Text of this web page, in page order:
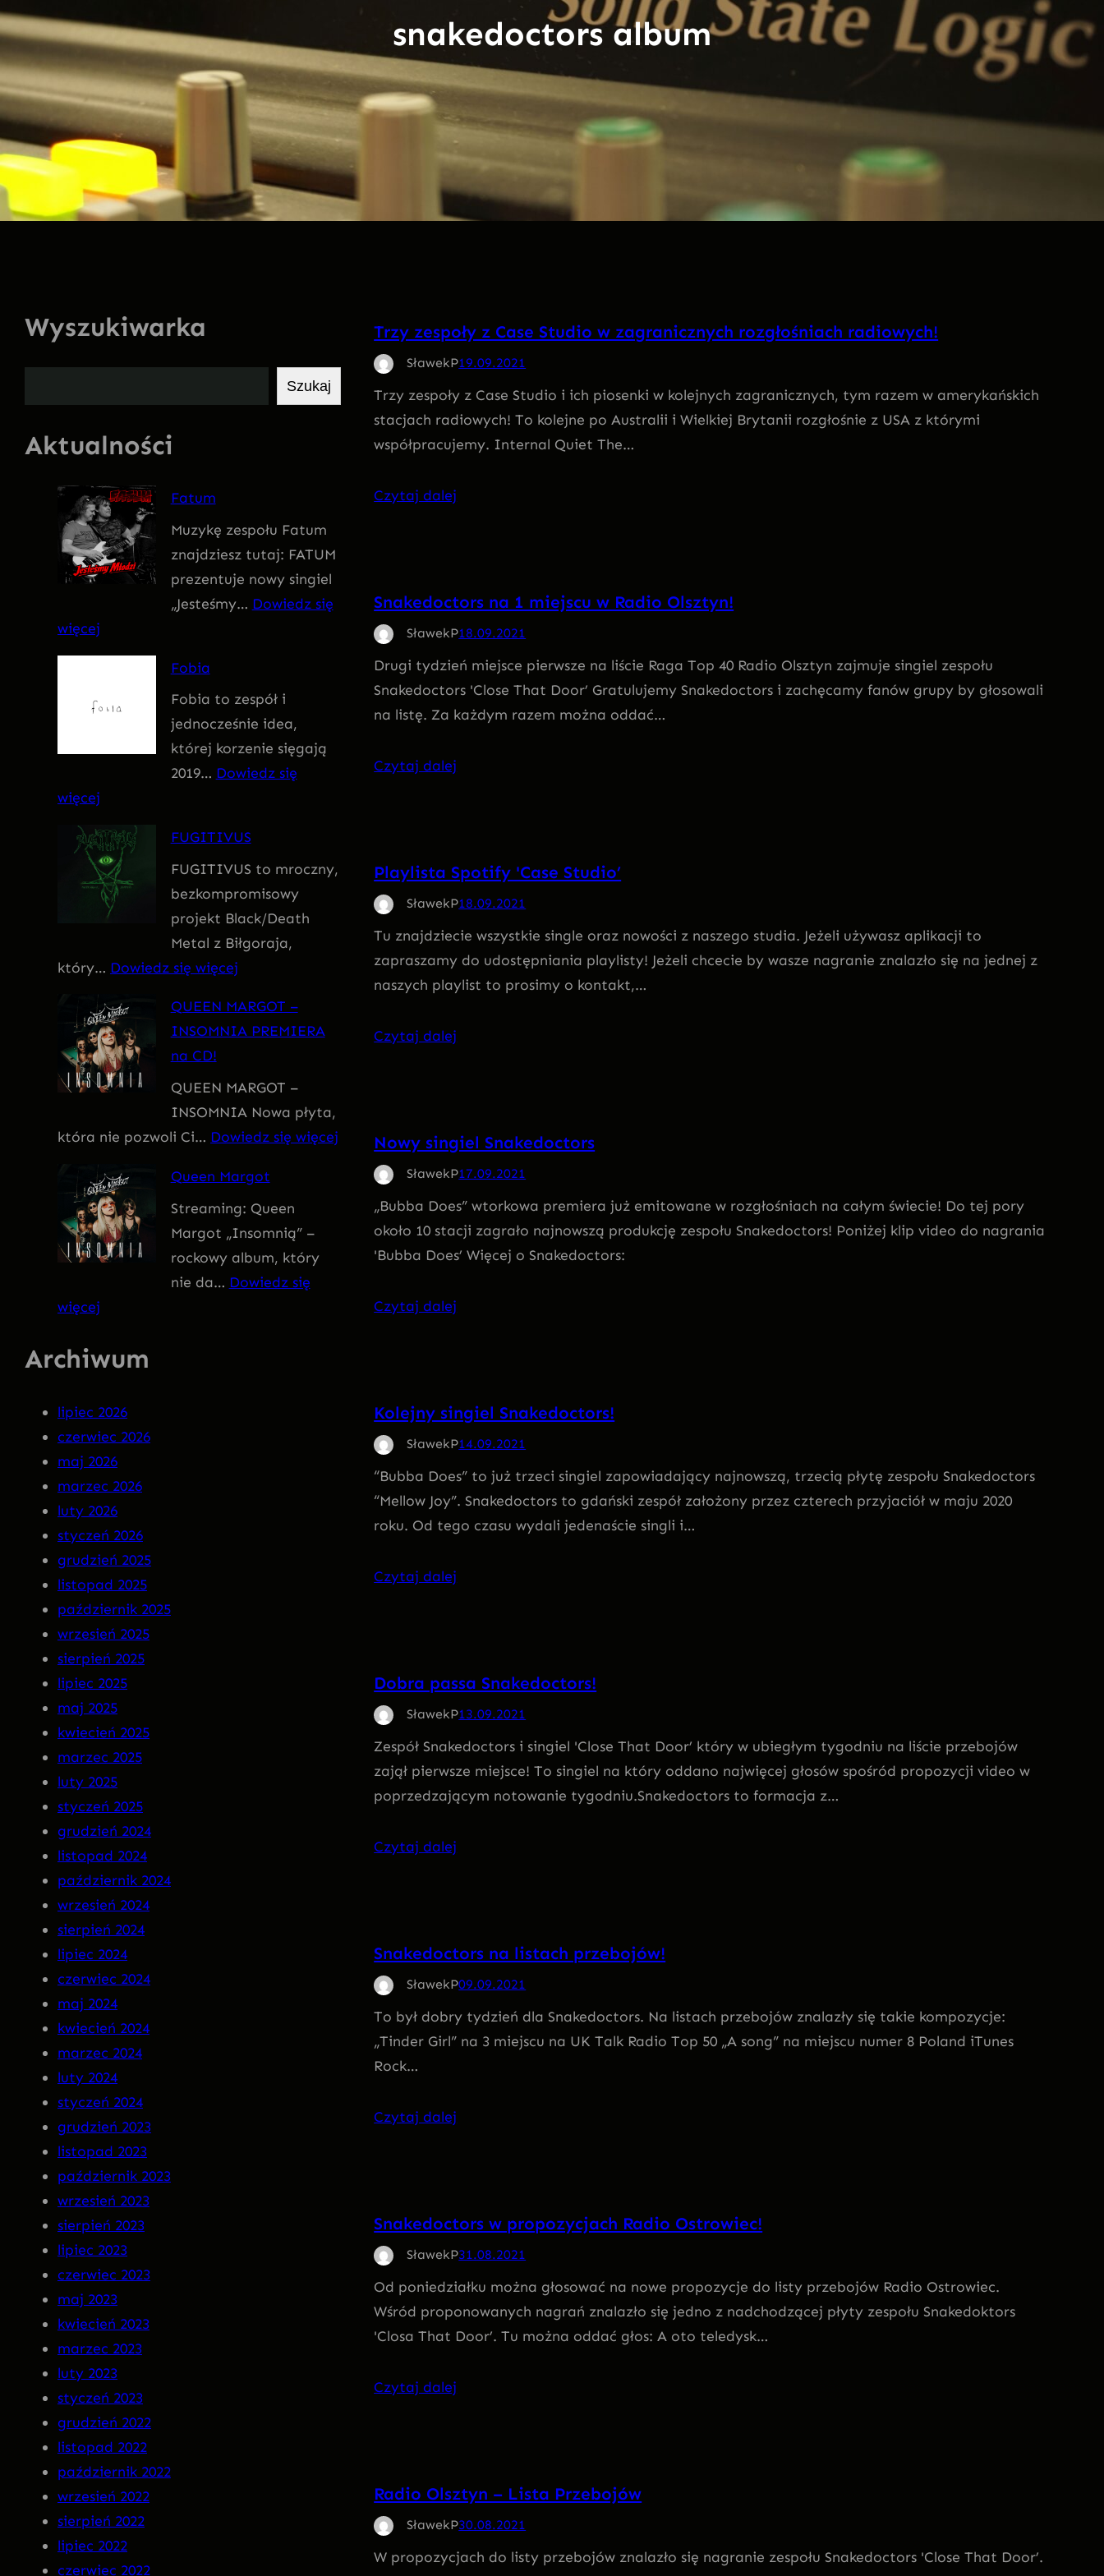
snakedoctors album
Wyszukiwarka
z
k
Szukaj
Aktualności
Fatum
Muzykę zespołu Fatum
znajdziesz tutaj: FATUM
prezentuje nowy singiel
„Jesteśmy… Dowiedz się
więcej
F
m
Fobia
Fobia to zespół i
jednocześnie idea,
której korzenie sięgają
2019… Dowiedz się
więcej
o
b
i
a
FUGITIVUS
FUGITIVUS to mroczny,
bezkompromisowy
projekt Black/Death
Metal z Biłgoraja,
który… Dowiedz się więcej
U
G
T
I
V
S
QUEEN MARGOT –
INSOMNIA PREMIERA
na CD!
QUEEN MARGOT –
INSOMNIA Nowa płyta,
która nie pozwoli Ci… Dowiedz się więcej
Queen Margot
Streaming: Queen
Margot „Insomnią” –
rockowy album, który
nie da… Dowiedz się
więcej
u
e
n
M
r
g
o
Archiwum
lipiec 2026
czerwiec 2026
maj 2026
marzec 2026
luty 2026
styczeń 2026
grudzień 2025
listopad 2025
październik 2025
wrzesień 2025
sierpień 2025
lipiec 2025
maj 2025
kwiecień 2025
marzec 2025
luty 2025
styczeń 2025
grudzień 2024
listopad 2024
październik 2024
wrzesień 2024
sierpień 2024
lipiec 2024
czerwiec 2024
maj 2024
kwiecień 2024
marzec 2024
luty 2024
styczeń 2024
grudzień 2023
listopad 2023
październik 2023
wrzesień 2023
sierpień 2023
lipiec 2023
czerwiec 2023
maj 2023
kwiecień 2023
marzec 2023
luty 2023
styczeń 2023
grudzień 2022
listopad 2022
październik 2022
wrzesień 2022
sierpień 2022
lipiec 2022
czerwiec 2022
Trzy zespoły z Case Studio w zagranicznych rozgłośniach radiowych!
SławekP19.09.2021
Trzy zespoły z Case Studio i ich piosenki w kolejnych zagranicznych, tym razem w amerykańskich
stacjach radiowych! To kolejne po Australii i Wielkiej Brytanii rozgłośnie z USA z którymi
współpracujemy. Internal Quiet The…
Czytaj dalej
Snakedoctors na 1 miejscu w Radio Olsztyn!
SławekP18.09.2021
Drugi tydzień miejsce pierwsze na liście Raga Top 40 Radio Olsztyn zajmuje singiel zespołu
Snakedoctors 'Close That Door’ Gratulujemy Snakedoctors i zachęcamy fanów grupy by głosowali
na listę. Za każdym razem można oddać…
Czytaj dalej
Playlista Spotify 'Case Studio’
SławekP18.09.2021
Tu znajdziecie wszystkie single oraz nowości z naszego studia. Jeżeli używasz aplikacji to
zapraszamy do udostępniania playlisty! Jeżeli chcecie by wasze nagranie znalazło się na jednej z
naszych playlist to prosimy o kontakt,…
Czytaj dalej
Nowy singiel Snakedoctors
SławekP17.09.2021
„Bubba Does” wtorkowa premiera już emitowane w rozgłośniach na całym świecie! Do tej pory
około 10 stacji zagrało najnowszą produkcję zespołu Snakedoctors! Poniżej klip video do nagrania
'Bubba Does’ Więcej o Snakedoctors:
Czytaj dalej
Kolejny singiel Snakedoctors!
SławekP14.09.2021
“Bubba Does” to już trzeci singiel zapowiadający najnowszą, trzecią płytę zespołu Snakedoctors
“Mellow Joy”. Snakedoctors to gdański zespół założony przez czterech przyjaciół w maju 2020
roku. Od tego czasu wydali jedenaście singli i…
Czytaj dalej
Dobra passa Snakedoctors!
SławekP13.09.2021
Zespół Snakedoctors i singiel 'Close That Door’ który w ubiegłym tygodniu na liście przebojów
zajął pierwsze miejsce! To singiel na który oddano najwięcej głosów spośród propozycji video w
poprzedzającym notowanie tygodniu.Snakedoctors to formacja z…
Czytaj dalej
Snakedoctors na listach przebojów!
SławekP09.09.2021
To był dobry tydzień dla Snakedoctors. Na listach przebojów znalazły się takie kompozycje:
„Tinder Girl” na 3 miejscu na UK Talk Radio Top 50 „A song” na miejscu numer 8 Poland iTunes
Rock…
Czytaj dalej
Snakedoctors w propozycjach Radio Ostrowiec!
SławekP31.08.2021
Od poniedziałku można głosować na nowe propozycje do listy przebojów Radio Ostrowiec.
Wśród proponowanych nagrań znalazło się jedno z nadchodzącej płyty zespołu Snakedoktors
'Closa That Door’. Tu można oddać głos: A oto teledysk…
Czytaj dalej
Radio Olsztyn – Lista Przebojów
SławekP30.08.2021
W propozycjach do listy przebojów znalazło się nagranie zespołu Snakedoctors 'Close That Door’.